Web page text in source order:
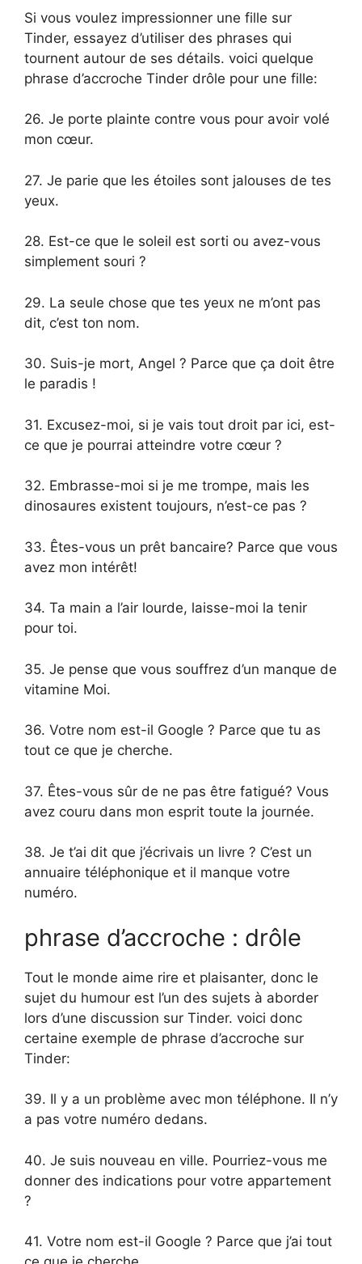
Si vous voulez impressionner une fille sur
Tinder, essayez d’utiliser des phrases qui
tournent autour de ses détails. voici quelque
phrase d’accroche Tinder drôle pour une fille:
26. Je porte plainte contre vous pour avoir volé
mon cœur.
27. Je parie que les étoiles sont jalouses de tes
yeux.
28. Est-ce que le soleil est sorti ou avez-vous
simplement souri ?
29. La seule chose que tes yeux ne m’ont pas
dit, c’est ton nom.
30. Suis-je mort, Angel ? Parce que ça doit être
le paradis !
31. Excusez-moi, si je vais tout droit par ici, est-
ce que je pourrai atteindre votre cœur ?
32. Embrasse-moi si je me trompe, mais les
dinosaures existent toujours, n’est-ce pas ?
33. Êtes-vous un prêt bancaire? Parce que vous
avez mon intérêt!
34. Ta main a l’air lourde, laisse-moi la tenir
pour toi.
35. Je pense que vous souffrez d’un manque de
vitamine Moi.
36. Votre nom est-il Google ? Parce que tu as
tout ce que je cherche.
37. Êtes-vous sûr de ne pas être fatigué? Vous
avez couru dans mon esprit toute la journée.
38. Je t’ai dit que j’écrivais un livre ? C’est un
annuaire téléphonique et il manque votre
numéro.
phrase d’accroche : drôle
Tout le monde aime rire et plaisanter, donc le
sujet du humour est l’un des sujets à aborder
lors d’une discussion sur Tinder. voici donc
certaine exemple de phrase d’accroche sur
Tinder:
39. Il y a un problème avec mon téléphone. Il n’y
a pas votre numéro dedans.
40. Je suis nouveau en ville. Pourriez-vous me
donner des indications pour votre appartement
?
41. Votre nom est-il Google ? Parce que j’ai tout